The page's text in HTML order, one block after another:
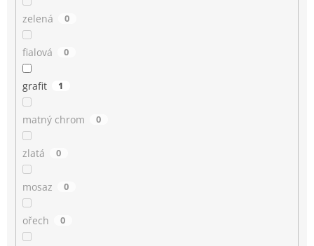
zelená 0
fialová 0
grafit 1
matný chrom 0
zlatá 0
mosaz 0
ořech 0